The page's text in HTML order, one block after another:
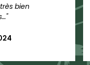
bien